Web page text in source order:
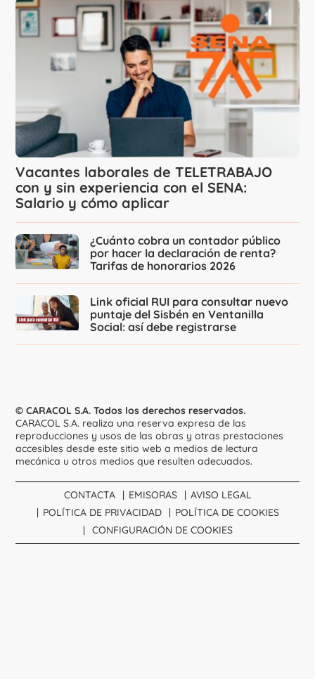
Vacantes laborales de TELETRABAJO
con y sin experiencia con el SENA:
Salario y cómo aplicar
¿Cuánto cobra un contador público
por hacer la declaración de renta?
Tarifas de honorarios 2026
Link oficial RUI para consultar nuevo
puntaje del Sisbén en Ventanilla
Social: así debe registrarse
© CARACOL S.A. Todos los derechos reservados.
CARACOL S.A. realiza una reserva expresa de las
reproducciones y usos de las obras y otras prestaciones
accesibles desde este sitio web a medios de lectura
mecánica u otros medios que resulten adecuados.
CONTACTA EMISORAS
AVISO LEGAL
POLÍTICA DE PRIVACIDAD
POLÍTICA DE COOKIES
CONFIGURACIÓN DE COOKIES